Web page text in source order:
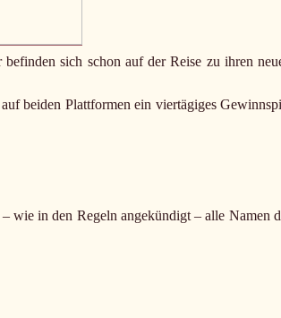
sich schon auf der Reise zu ihren
beiden Plattformen ein viertägiges
wie in den Regeln angekündigt – alle Namen